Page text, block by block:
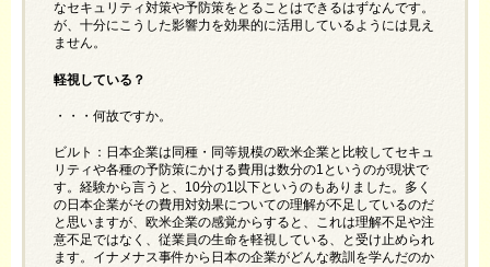
なセキュリティ対策や予防策をとることはできるはずなんです。
が、十分にこうした影響力を効果的に活用しているようには見え
ません。
軽視している？
・・・何故ですか。
ビルト：日本企業は同種・同等規模の欧米企業と比較してセキュ
リティや各種の予防策にかける費用は数分の1というのが現状で
す。経験から言うと、10分の1以下というのもありました。多く
の日本企業がその費用対効果についての理解が不足しているのだ
と思いますが、欧米企業の感覚からすると、これは理解不足や注
意不足ではなく、従業員の生命を軽視している、と受け止められ
ます。イナメナス事件から日本の企業がどんな教訓を学んだのか